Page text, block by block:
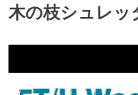
木の枝シュレッ